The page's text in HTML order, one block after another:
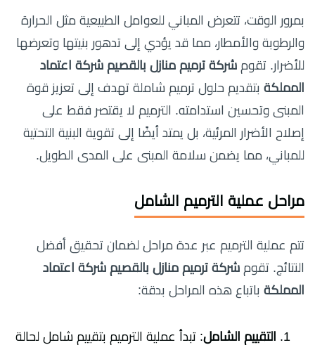
بمرور الوقت، تتعرض المباني للعوامل الطبيعية مثل الحرارة
والرطوبة والأمطار، مما قد يؤدي إلى تدهور بنيتها وتعرضها
للأضرار. تقوم شركة ترميم منازل بالقصيم شركة اعتماد
المملكة بتقديم حلول ترميم شاملة تهدف إلى تعزيز قوة
المبنى وتحسين استدامته. الترميم لا يقتصر فقط على
إصلاح الأضرار المرئية، بل يمتد أيضًا إلى تقوية البنية التحتية
للمباني، مما يضمن سلامة المبنى على المدى الطويل.
مراحل عملية الترميم الشامل
تتم عملية الترميم عبر عدة مراحل لضمان تحقيق أفضل
النتائج. تقوم شركة ترميم منازل بالقصيم شركة اعتماد
المملكة باتباع هذه المراحل بدقة:
التقييم الشامل: تبدأ عملية الترميم بتقييم شامل لحالة